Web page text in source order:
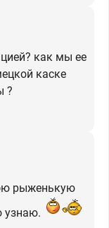
как мы ее
каске
?
рыженькую
узнаю.